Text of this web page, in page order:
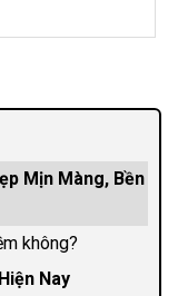
Mịn Màng, Bền
không?
Nay